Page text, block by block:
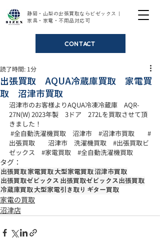
静岡・山梨の出張買取ならビゼックス｜
家具・家電・不用品対応可
CONTACT
出張買取 AQUA冷蔵庫買取 家電買
取 沼津市買取
読了時間: 1分
沼津市のお客様よりAQUA冷凍冷蔵庫　AQR-
27N(W) 2023年製　3ドア　272Lを買取させて頂
きました！
#全自動洗濯機買取 沼津市 #沼津市買取
#
出張買取 沼津市　洗濯機買取 #出張買取ビ
ゼックス
#家電買取 #全自動洗濯機買取
タグ：
出張買取 家電買取大型家電買取沼津市買取
出張買取ゼビックス 出張買取ゼビックス出張買取
冷蔵庫買取大型家電引き取り ギター買取
家電の買取
沼津店